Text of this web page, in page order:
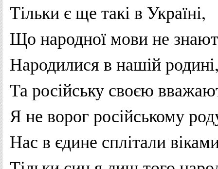
Тільки єще таків Україні,
Що народноїмовине
Народилися в нашійродині
Таросійську своєю
Я не ворог російському
Нас в єдине сплітали